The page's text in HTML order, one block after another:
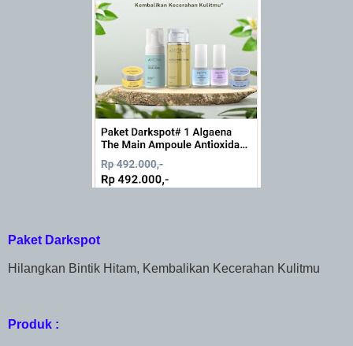
Paket Darkspot
Hilangkan Bintik Hitam, Kembalikan Kecerahan Kulitmu
Produk :